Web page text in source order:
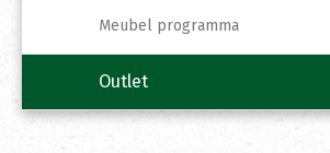
Meubel programma
Outlet